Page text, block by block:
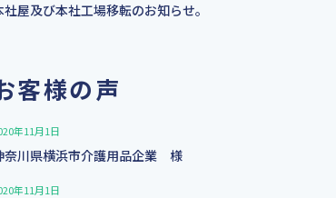
社屋及び本社工場移転のお知らせ。
客様の声
年11月1日
奈川県横浜市介護用品企業 様
年11月1日